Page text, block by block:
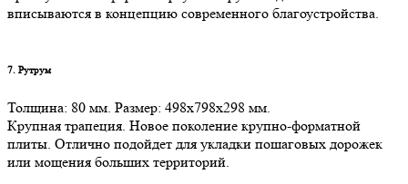
вписываются в концепцию современного благоустройства.
7. Рутрум
Толщина: 80 мм. Размер: 498х798х298 мм.
Крупная трапеция. Новое поколение крупно-форматной
плиты. Отлично подойдет для укладки пошаговых дорожек
или мощения больших территорий.